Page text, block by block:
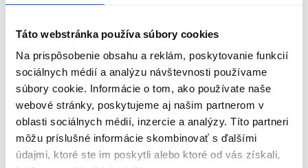
Táto webstránka používa súbory cookies
Na prispôsobenie obsahu a reklám, poskytovanie funkcií
sociálnych médií a analýzu návštevnosti používame
súbory cookie. Informácie o tom, ako používate naše
webové stránky, poskytujeme aj našim partnerom v
oblasti sociálnych médií, inzercie a analýzy. Títo partneri
môžu príslušné informácie skombinovať s ďalšími
údajmi, ktoré ste im poskytli alebo ktoré od vás získali,
Pomer miešania:
Klasická farba: 1 : 1.5
Superlight: 1 : 2
Toner, booster, korektory, neutral: 1 : 2
Čas pôsobenia závisí od farbiacej služby a požadovaného
výsledku
--- ZOBRAZIŤ VIAC